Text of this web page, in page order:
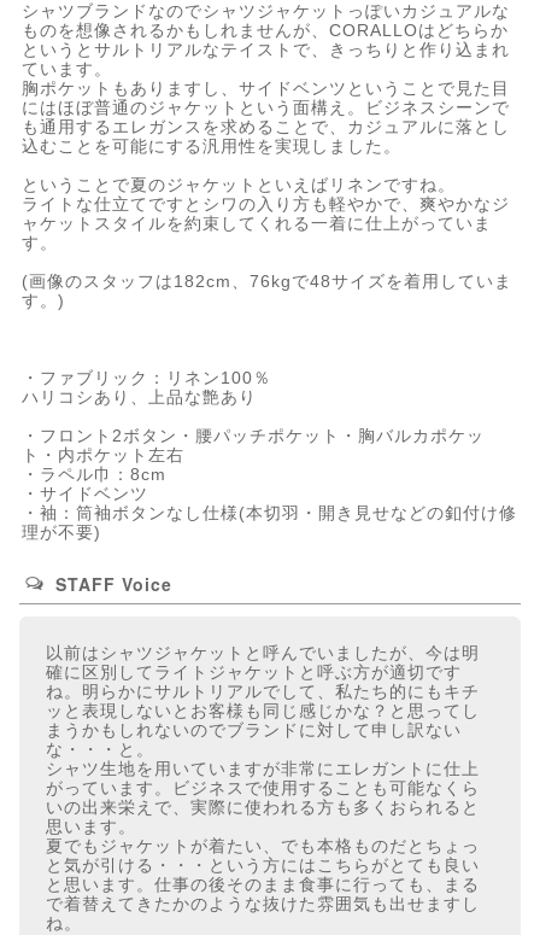
シャツブランドなのでシャツジャケットっぽいカジュアルな
ものを想像されるかもしれませんが、CORALLOはどちらか
というとサルトリアルなテイストで、きっちりと作り込まれ
ています。
胸ポケットもありますし、サイドベンツということで見た目
にはほぼ普通のジャケットという面構え。ビジネスシーンで
も通用するエレガンスを求めることで、カジュアルに落とし
込むことを可能にする汎用性を実現しました。
ということで夏のジャケットといえばリネンですね。
ライトな仕立てですとシワの入り方も軽やかで、爽やかなジ
ャケットスタイルを約束してくれる一着に仕上がっていま
す。
(画像のスタッフは182cm、76kgで48サイズを着用していま
す。)
・ファブリック：リネン100％
ハリコシあり、上品な艶あり
・フロント2ボタン・腰パッチポケット・胸バルカポケッ
ト・内ポケット左右
・ラペル巾：8cm
・サイドベンツ
・袖：筒袖ボタンなし仕様(本切羽・開き見せなどの釦付け修
理が不要)
STAFF Voice
以前はシャツジャケットと呼んでいましたが、今は明
確に区別してライトジャケットと呼ぶ方が適切です
ね。明らかにサルトリアルでして、私たち的にもキチ
ッと表現しないとお客様も同じ感じかな？と思ってし
まうかもしれないのでブランドに対して申し訳ない
な・・・と。
シャツ生地を用いていますが非常にエレガントに仕上
がっています。ビジネスで使用することも可能なくら
いの出来栄えで、実際に使われる方も多くおられると
思います。
夏でもジャケットが着たい、でも本格ものだとちょっ
と気が引ける・・・という方にはこちらがとても良い
と思います。仕事の後そのまま食事に行っても、まる
で着替えてきたかのような抜けた雰囲気も出せますし
ね。